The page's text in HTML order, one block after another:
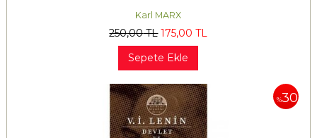
Karl MARX
250,00TL 175,00 TL
Sepete Ekle
%30